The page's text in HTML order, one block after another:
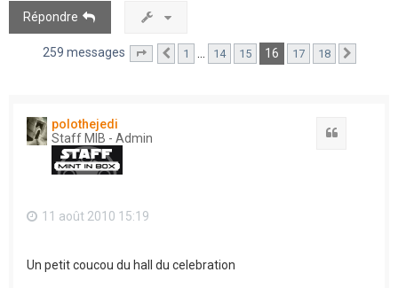
Répondre
259 messages Page 16 sur 18
Précédent
1 … 14 15 16 17 18
polothejedi
Staff MIB - Admin
11 août 2010 15:19
Un petit coucou du hall du celebration